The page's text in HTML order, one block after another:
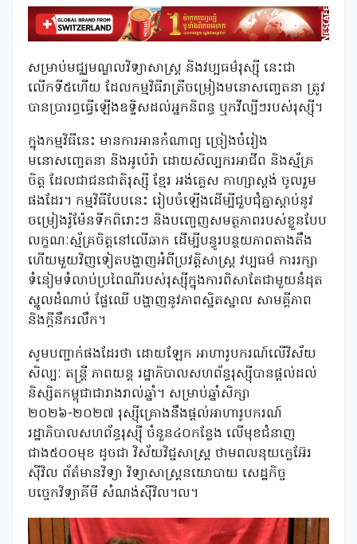
សម្រាប់មជ្ឈមណ្ឌលវិទ្យាសាស្ត្រ និងវប្បធម៌រុស្ស៊ី នេះជា
លើកទី៥ហើយ ដែលកម្មវិធីរាត្រីចម្រៀងមនោសញ្ចេតនា ត្រូវ
បានប្រារព្ធធ្វើឡើងឧទ្ទិសដល់អ្នកនិពន្ធ ឬកវីល្បីៗរបស់រុស្ស៊ី។
ក្នុងកម្មវិធីនេះ មានការអានកំណាព្យ ច្រៀងចំរៀង
មនោសញ្ចេតនា និងអូប៉េរ៉ា ដោយសិល្បករអាជីព និងស្ម័គ្រ
ចិត្ត ដែលជាជនជាតិរុស្ស៊ី ខ្មែរ អង់គ្លេស កាហ្សាស្តង់ ចូលរួម
ផងដែរ។ កម្មវិធីបែបនេះ រៀបចំឡើងដើម្បីជួបជុំគ្នាស្តាប់នូវ
ចម្រៀងរ៉ូម៉ែនទីកពិរោះៗ និងបញ្ចេញសមត្ថភាពរបស់ខ្លួនបែប
លក្ខណៈស្ម័គ្រចិត្តនៅលើឆាក ដើម្បីបន្ធូរបន្ថយភាពតាងតឹង
ហើយមួយវិញទៀតបង្ហាញអំពីប្រវត្តិសាស្រ្ត វប្បធម៌ ការរក្សា
ទំនៀមទំលាប់ប្រពៃណីរបស់រុស្ស៊ីក្នុងការពិសាតែជាមួយនំដុត
ស្នូលដំណាប់ ផ្លែឈើ បង្ហាញនូវភាពស្និតស្នាល សាមគ្គីភាព
និងក្ដីនឹករលឹក។
សូមបញ្ជាក់ផងដែរថា ដោយឡែក អាហារូបករណ៍លើវិស័យ
សិល្បៈ តន្ត្រី ភាពយន្ត រដ្ឋាភិបាលសហព័ន្ធរុស្ស៊ីបានផ្ដល់ដល់
និស្សិតកម្ពុជាជារាងរាល់ឆ្នាំ។ សម្រាប់ឆ្នាំសិក្សា
២០២៦-២០២៧ រុស្ស៊ីគ្រោងនឹងផ្ដល់អាហារូបករណ៍
រដ្ឋាភិបាលសហព័ន្ធរុស្ស៊ី ចំនួន៤០កន្លែង លើមុខជំនាញ
ជាង៥០០មុខ ដូចជា វិស័យវិជ្ជសាស្ត្រ ថាមពលនុយក្លេអ៊ែរ
ស៊ីវិល ព័ត៌មានវិទ្យា វិទ្យាសាស្ត្រនយោបាយ សេដ្ឋកិច្ច
បច្ចេកវិទ្យាគីមី សំណង់ស៊ីវិល។ល។